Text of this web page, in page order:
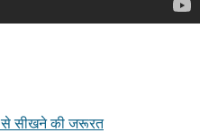
से सीखने की जरूरत